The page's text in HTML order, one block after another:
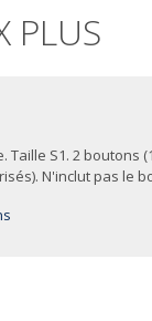
PLUS
Taille S1. 2 boutons
N'inclut pas le